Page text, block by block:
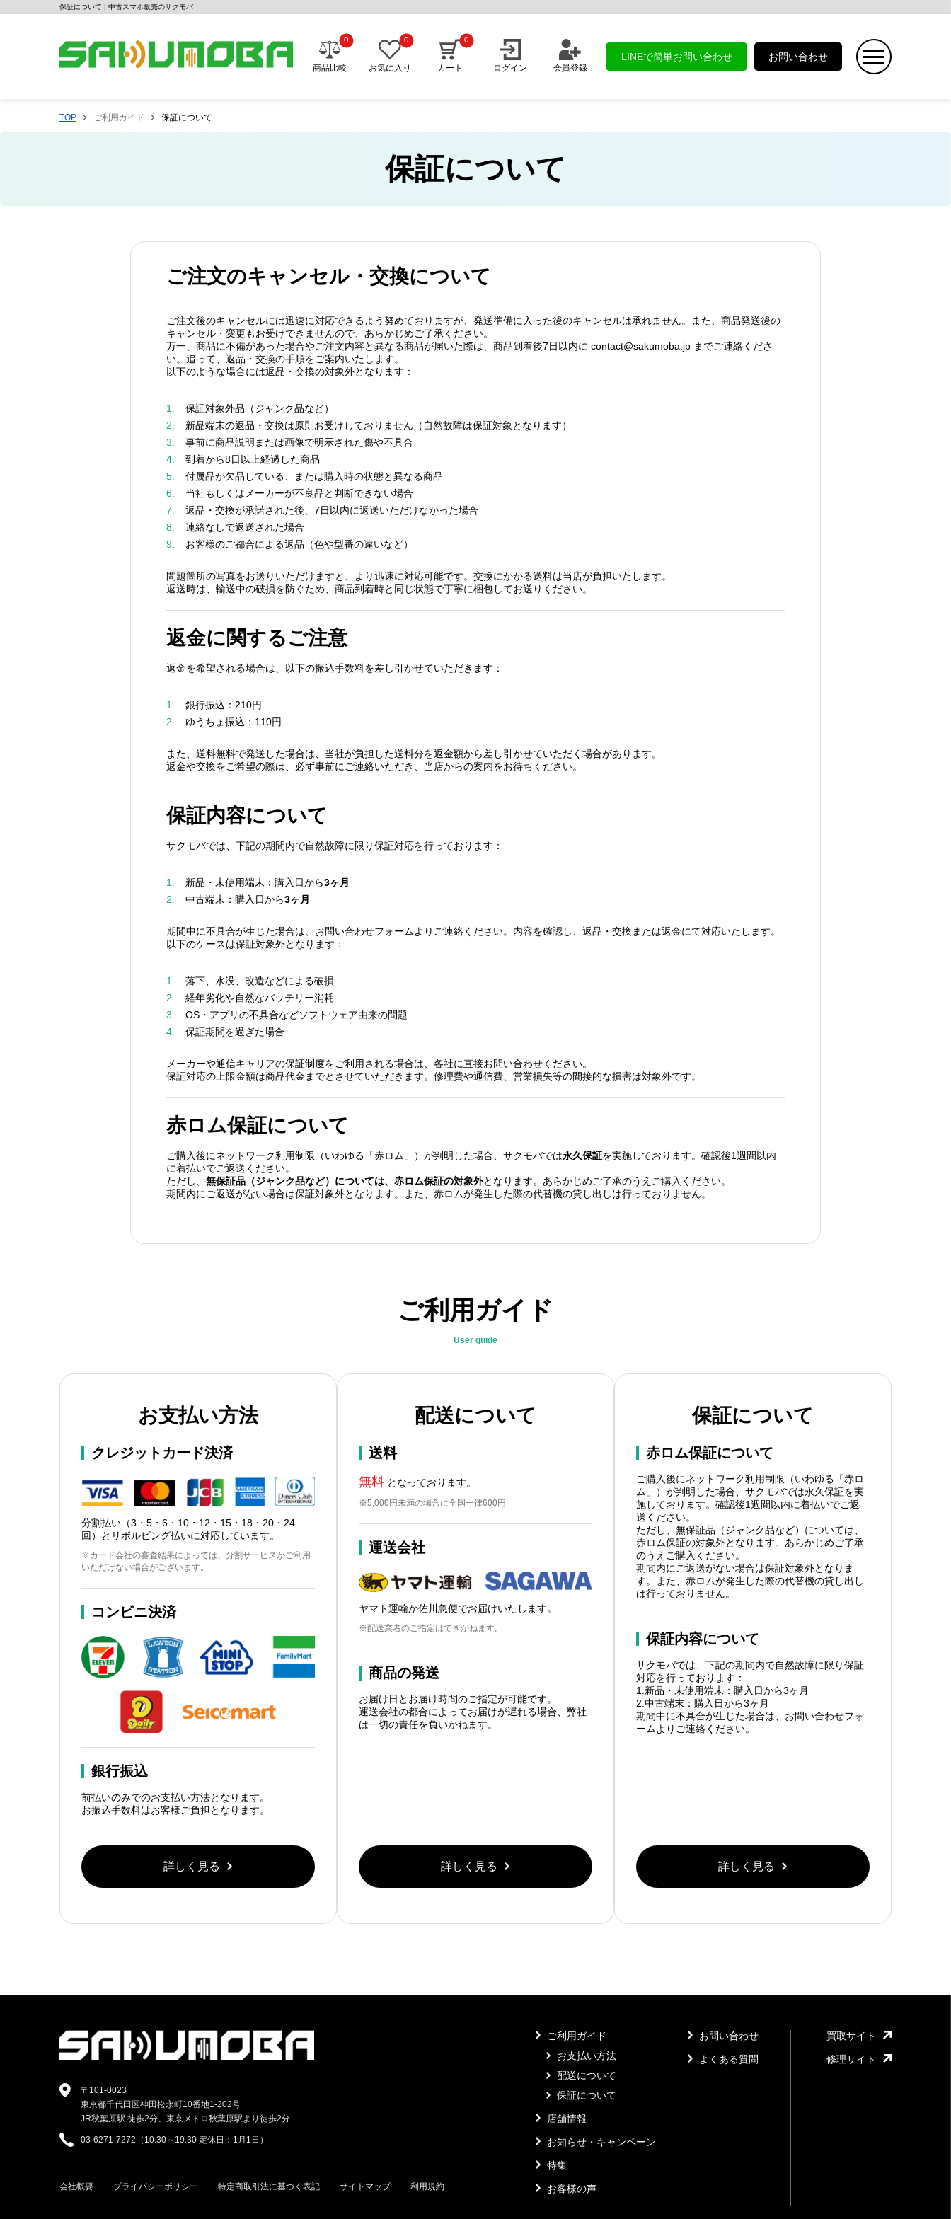
保証について | 中古スマホ販売のサクモバ
商品比較
0
お気に入り
0
カート
0
ログイン 会員登録
LINEで簡単お問い合わせ お問い合わせ
TOP ご利用ガイド 保証について
保証について
ご注文のキャンセル・交換について
ご注文後のキャンセルには迅速に対応できるよう努めておりますが、発送準備に入った後のキャンセルは承れません。また、商品発送後の
キャンセル・変更もお受けできませんので、あらかじめご了承ください。
万一、商品に不備があった場合やご注文内容と異なる商品が届いた際は、商品到着後7日以内に contact@sakumoba.jp までご連絡くださ
い。追って、返品・交換の手順をご案内いたします。
以下のような場合には返品・交換の対象外となります：
1.
保証対象外品（ジャンク品など）
2.
新品端末の返品・交換は原則お受けしておりません（自然故障は保証対象となります）
3.
事前に商品説明または画像で明示された傷や不具合
4.
到着から8日以上経過した商品
5.
付属品が欠品している、または購入時の状態と異なる商品
6.
当社もしくはメーカーが不良品と判断できない場合
7.
返品・交換が承諾された後、7日以内に返送いただけなかった場合
8.
連絡なしで返送された場合
9.
お客様のご都合による返品（色や型番の違いなど）
問題箇所の写真をお送りいただけますと、より迅速に対応可能です。交換にかかる送料は当店が負担いたします。
返送時は、輸送中の破損を防ぐため、商品到着時と同じ状態で丁寧に梱包してお送りください。
返金に関するご注意
返金を希望される場合は、以下の振込手数料を差し引かせていただきます：
1.
銀行振込：210円
2.
ゆうちょ振込：110円
また、送料無料で発送した場合は、当社が負担した送料分を返金額から差し引かせていただく場合があります。
返金や交換をご希望の際は、必ず事前にご連絡いただき、当店からの案内をお待ちください。
保証内容について
サクモバでは、下記の期間内で自然故障に限り保証対応を行っております：
1. 新品・未使用端末：購入日から3ヶ月
2.
中古端末：購入日から3ヶ月
期間中に不具合が生じた場合は、お問い合わせフォームよりご連絡ください。内容を確認し、返品・交換または返金にて対応いたします。
以下のケースは保証対象外となります：
1.
落下、水没、改造などによる破損
2.
経年劣化や自然なバッテリー消耗
3.
OS・アプリの不具合などソフトウェア由来の問題
4.
保証期間を過ぎた場合
メーカーや通信キャリアの保証制度をご利用される場合は、各社に直接お問い合わせください。
保証対応の上限金額は商品代金までとさせていただきます。修理費や通信費、営業損失等の間接的な損害は対象外です。
赤ロム保証について
ご購入後にネットワーク利用制限（いわゆる「赤ロム」）が判明した場合、サクモバでは永久保証を実施しております。確認後1週間以内
に着払いでご返送ください。
ただし、 無保証品（ジャンク品など）については、赤ロム保証の対象外となります。あらかじめご了承のうえご購入ください。
期間内にご返送がない場合は保証対象外となります。また、赤ロムが発生した際の代替機の貸し出しは行っておりません。
ご利用ガイド
User guide
お支払い方法
クレジットカード決済
分割払い（3・5・6・10・12・15・18・20・24
回）とリボルビング払いに対応しています。
※カード会社の審査結果によっては、分割サービスがご利用
いただけない場合がございます。
コンビニ決済
銀行振込
前払いのみでのお支払い方法となります。
お振込手数料はお客様ご負担となります。
詳しく見る
配送について
送料
無料となっております。
※5,000円未満の場合に全国一律600円
運送会社
ヤマト運輸か佐川急便でお届けいたします。
※配送業者のご指定はできかねます。
商品の発送
お届け日とお届け時間のご指定が可能です。
運送会社の都合によってお届けが遅れる場合、弊社
は一切の責任を負いかねます。
詳しく見る
保証について
赤ロム保証について
ご購入後にネットワーク利用制限（いわゆる「赤ロ
ム」）が判明した場合、サクモバでは永久保証を実
施しております。確認後1週間以内に着払いでご返
送ください。
ただし、無保証品（ジャンク品など）については、
赤ロム保証の対象外となります。あらかじめご了承
のうえご購入ください。
期間内にご返送がない場合は保証対象外となりま
す。また、赤ロムが発生した際の代替機の貸し出し
は行っておりません。
保証内容について
サクモバでは、下記の期間内で自然故障に限り保証
対応を行っております：
1.新品・未使用端末：購入日から3ヶ月
2.中古端末：購入日から3ヶ月
期間中に不具合が生じた場合は、お問い合わせフォ
ームよりご連絡ください。
詳しく見る
〒101-0023
東京都千代田区神田松永町10番地1-202号
JR秋葉原駅 徒歩2分、東京メトロ秋葉原駅より徒歩2分
03-6271-7272（10:30～19:30 定休日：1月1日）
会社概要 プライバシーポリシー 特定商取引法に基づく表記 サイトマップ 利用規約
ご利用ガイド
お支払い方法
配送について
保証について
店舗情報
お知らせ・キャンペーン
特集
お客様の声
お問い合わせ
よくある質問
買取サイト
修理サイト